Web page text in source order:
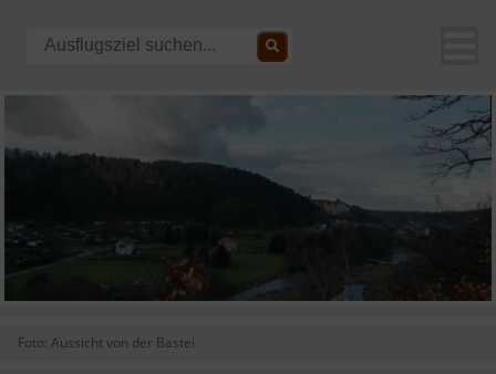
Foto: Aussicht von der Bastei